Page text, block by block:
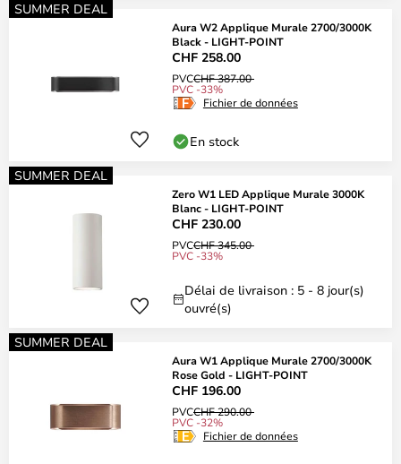
SUMMER DEAL
Aura W2 Applique Murale 2700/3000K
Black - LIGHT-POINT
CHF 258.00
PVCCHF 387.00
PVC -33%
Fichier de données
En stock
SUMMER DEAL
Zero W1 LED Applique Murale 3000K
Blanc - LIGHT-POINT
CHF 230.00
PVCCHF 345.00
PVC -33%
Délai de livraison : 5 - 8 jour(s)
ouvré(s)
SUMMER DEAL
Aura W1 Applique Murale 2700/3000K
Rose Gold - LIGHT-POINT
CHF 196.00
PVCCHF 290.00
PVC -32%
Fichier de données